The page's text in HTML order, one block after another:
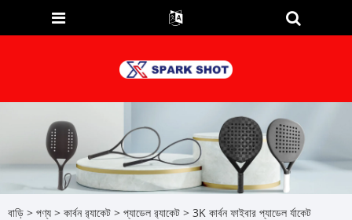
বাড়ি > পণ্য > কার্বন র‌্যাকেট > প্যাডেল র‌্যাকেট > 3K কার্বন ফাইবার প্যাডেল র্যাকেট